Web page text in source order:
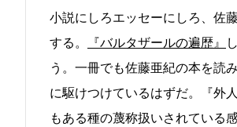
小説にしろエッセーにしろ、佐
する。
『バルタザールの遍歴』
う。一冊でも佐藤亜紀の本を読
に駆けつけているはずだ。『外
もある種の蔑称扱いされている